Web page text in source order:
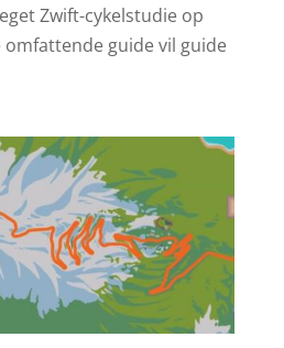
Zwift-cykelstudie op
guide vil guide